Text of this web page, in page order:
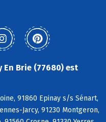
En Brie (77680) est
91860 Epinay s/s Sénart,
Jarcy, 91230 Montgeron,